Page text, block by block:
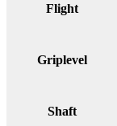
Flight
Griplevel
Shaft